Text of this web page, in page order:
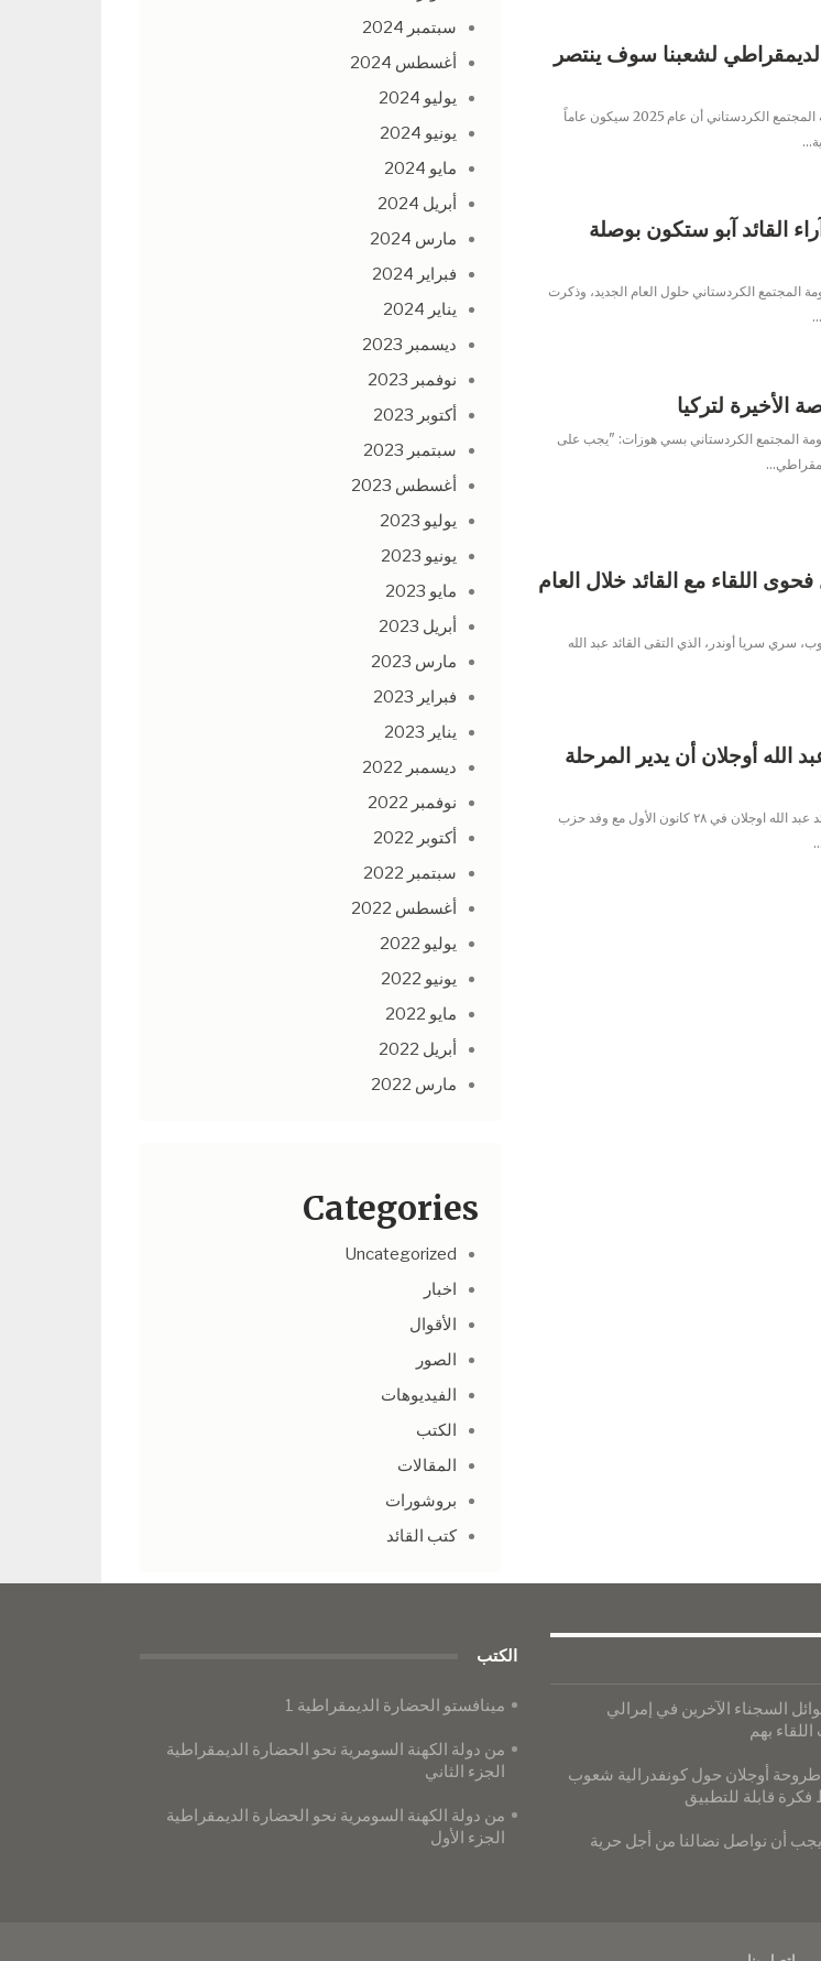
لشعبنا سوف ينتصر
أكد الرئيس المشترك للمجلس التنفيذي لمنظومة المجتمع الكردستاني أن عام 2025 سيكون عاماً
…
القائد آبو ستكون بوصلة
المجتمع الكردستاني حلول العام الجديد، وذكرت
…
الأخيرة لتركيا
المجتمع الكردستاني بسي هوزات: "يجب على
…
اللقاء مع القائد خلال العام
سري سريا أوندر، الذي التقى القائد عبد الله
الله أوجلان أن يدير المرحلة
ذكر سياسيون واكاديميون ومحامون بعد لقاء القائد عبد الله اوجلان في ٢٨ كانون الأول مع وفد حزب
…
سبتمبر 2024
أغسطس 2024
يوليو 2024
يونيو 2024
مايو 2024
أبريل 2024
مارس 2024
فبراير 2024
يناير 2024
ديسمبر 2023
نوفمبر 2023
أكتوبر 2023
سبتمبر 2023
أغسطس 2023
يوليو 2023
يونيو 2023
مايو 2023
أبريل 2023
مارس 2023
فبراير 2023
يناير 2023
ديسمبر 2022
نوفمبر 2022
أكتوبر 2022
سبتمبر 2022
أغسطس 2022
يوليو 2022
يونيو 2022
مايو 2022
أبريل 2022
مارس 2022
Categories
Uncategorized
اخبار
الأقوال
الصور
الفيديوهات
الكتب
المقالات
بروشورات
كتب القائد
السجناء الآخرين في إمرالي
بهم
أوجلان حول كونفدرالية شعوب
قابلة للتطبيق
يجب أن نواصل نضالنا من أجل حرية
الكتب
مينافستو الحضارة الديمقراطية 1
من دولة الكهنة السومرية نحو الحضارة الديمقراطية
الجزء الثاني
من دولة الكهنة السومرية نحو الحضارة الديمقراطية
الجزء الأول